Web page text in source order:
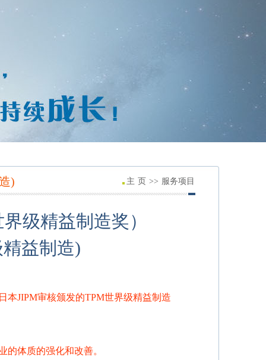
) 主 页 >> 服务项目
级精益制造奖）
益制造)
本JIPM审核颁发的TPM世界级精益制造
的体质的强化和改善。